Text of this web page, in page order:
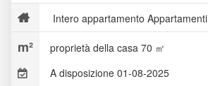
Intero appartamento Appartamenti
proprietà della casa 70 ㎡
A disposizione 01-08-2025